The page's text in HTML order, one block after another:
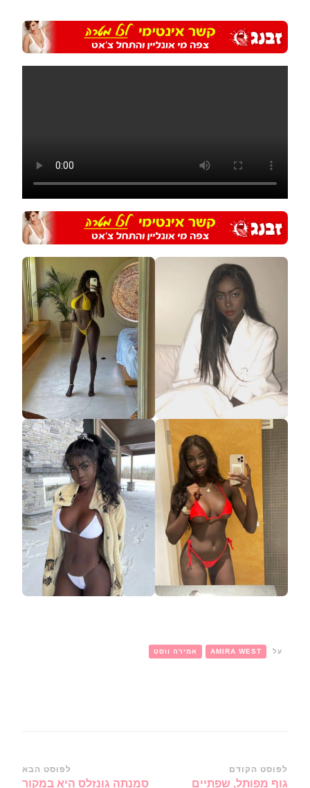
על AMIRA WEST אמירה ווסט
ניווט
לפוסט הקודם
גוף מפותל, שפתיים
לפוסט הבא
סמנתה גונזלס היא במקור